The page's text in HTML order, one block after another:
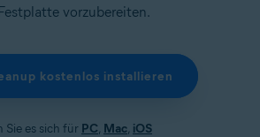
vorzubereiten.
kostenlos installieren
Sie es sich für PC, Mac, iOS